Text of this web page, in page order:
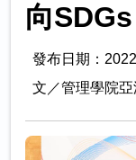
向SDGs
發布日期：
文／管理學院